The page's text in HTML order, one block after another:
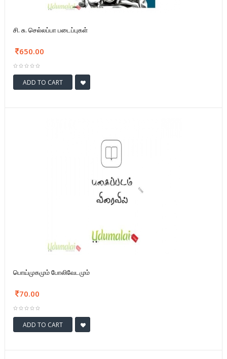
சி. சு. செல்லப்பா படைப்புகள்
650.00
ADD TO CART
பொய்முகமும் போலிவேடமும்
70.00
ADD TO CART